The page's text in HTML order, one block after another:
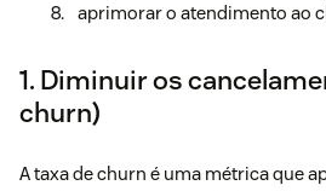
aprimorar o atendimento ao
1. Diminuir os
churn)
A taxa de churn é uma métrica que